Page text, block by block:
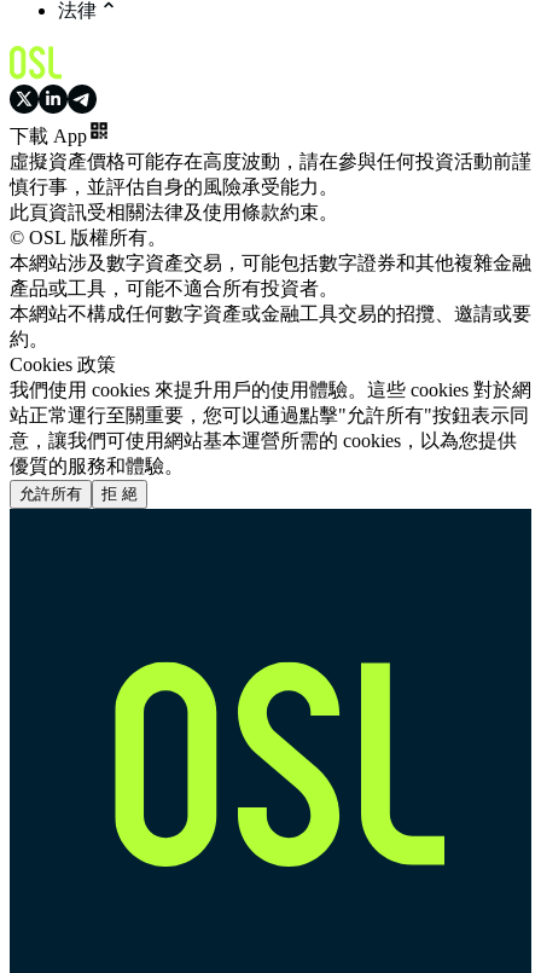
法律
下載 App
虛擬資產價格可能存在高度波動，請在參與任何投資活動前謹
慎行事，並評估自身的風險承受能力。
此頁資訊受相關法律及使用條款約束。
© OSL 版權所有。
本網站涉及數字資產交易，可能包括數字證券和其他複雜金融
產品或工具，可能不適合所有投資者。
本網站不構成任何數字資產或金融工具交易的招攬、邀請或要
約。
Cookies 政策
我們使用 cookies 來提升用戶的使用體驗。這些 cookies 對於網
站正常運行至關重要，您可以通過點擊"允許所有"按鈕表示同
意，讓我們可使用網站基本運營所需的 cookies，以為您提供
優質的服務和體驗。
允許所有 拒 絕